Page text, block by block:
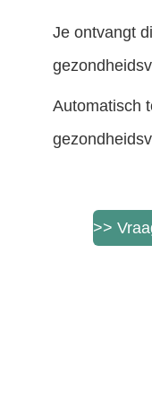
Je ontvangt
Automatisch
>>